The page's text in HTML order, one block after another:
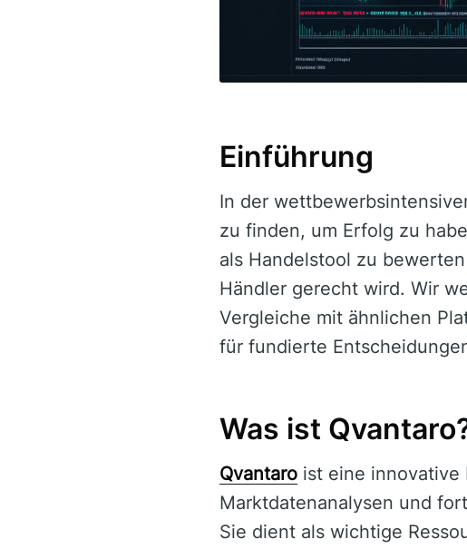
Einführung
In der
zu finden, um Erfolg zu
als Handelstool zu
Händler gerecht wird. Wir
Vergleiche mit ähnlichen
für fundierte
Was ist
Qvantaro ist eine innovative
Marktdatenanalysen und
Sie dient als wichtige